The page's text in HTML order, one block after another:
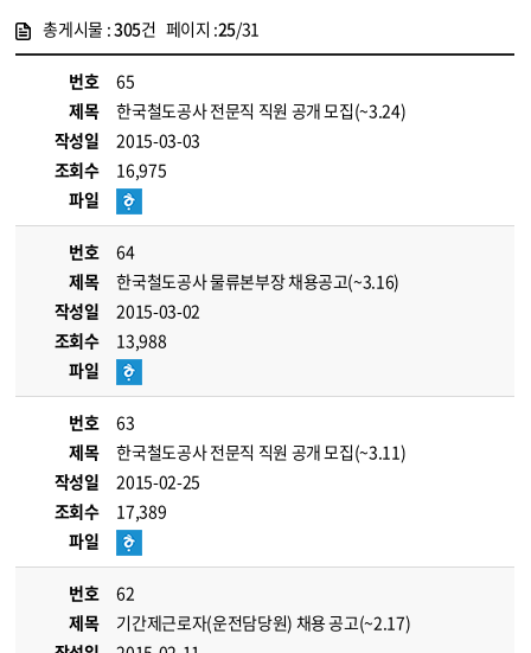
총게시물 :305건 페이지 :25/31
번호
65
제목
한국철도공사 전문직 직원 공개 모집(~3.24)
작성일
2015-03-03
조회수
16,975
파일
번호
64
제목
한국철도공사 물류본부장 채용공고(~3.16)
작성일
2015-03-02
조회수
13,988
파일
번호
63
제목
한국철도공사 전문직 직원 공개 모집(~3.11)
작성일
2015-02-25
조회수
17,389
파일
번호
62
제목
기간제근로자(운전담당원) 채용 공고(~2.17)